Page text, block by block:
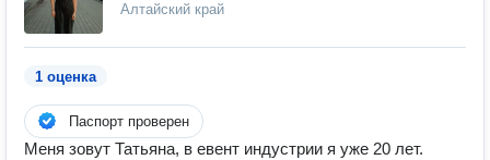
Алтайский край
1 оценка
Паспорт проверен
Меня зовут Татьяна, в евент индустрии я уже 20 лет.